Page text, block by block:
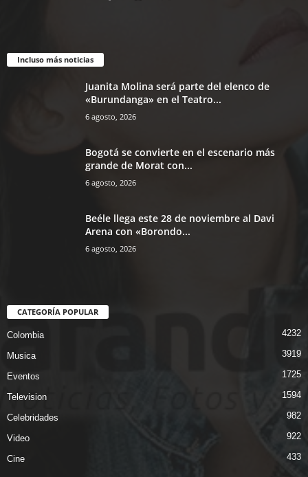
Incluso más noticias
Juanita Molina será parte del elenco de
«Burundanga» en el Teatro...
6 agosto, 2026
Bogotá se convierte en el escenario más
grande de Morat con...
6 agosto, 2026
Beéle llega este 28 de noviembre al Davi
Arena con «Borondo...
6 agosto, 2026
CATEGORÍA POPULAR
Colombia 4232
Musica 3919
Eventos 1725
Television 1594
Celebridades 982
Video 922
Cine 433